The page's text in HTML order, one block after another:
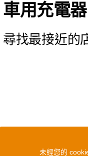
車用充電器
尋找最接近的
未經您的